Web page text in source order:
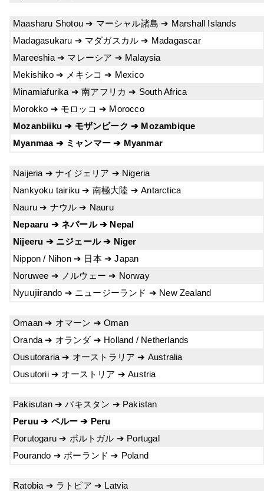
Maasharu Shotou ➔ マーシャル諸島 ➔ Marshall Islands
Madagasukaru ➔ マダガスカル ➔ Madagascar
Mareeshia ➔ マレーシア ➔ Malaysia
Mekishiko ➔ メキシコ ➔ Mexico
Minamiafurika ➔ 南アフリカ ➔ South Africa
Morokko ➔ モロッコ ➔ Morocco
Mozanbiiku ➔ モザンビーク ➔ Mozambique
Myanmaa ➔ ミャンマー ➔ Myanmar
Naijeria ➔ ナイジェリア ➔ Nigeria
Nankyoku tairiku ➔ 南極大陸 ➔ Antarctica
Nauru ➔ ナウル ➔ Nauru
Nepaaru ➔ ネパール ➔ Nepal
Nijeeru ➔ ニジェール ➔ Niger
Nippon / Nihon ➔ 日本 ➔ Japan
Noruwee ➔ ノルウェー ➔ Norway
Nyuujiirando ➔ ニュージーランド ➔ New Zealand
Omaan ➔ オマーン ➔ Oman
Oranda ➔ オランダ ➔ Holland / Netherlands
Ousutoraria ➔ オーストラリア ➔ Australia
Ousutorii ➔ オーストリア ➔ Austria
Pakisutan ➔ パキスタン ➔ Pakistan
Peruu ➔ ペルー ➔ Peru
Porutogaru ➔ ポルトガル ➔ Portugal
Pourando ➔ ポーランド ➔ Poland
Ratobia ➔ ラトビア ➔ Latvia